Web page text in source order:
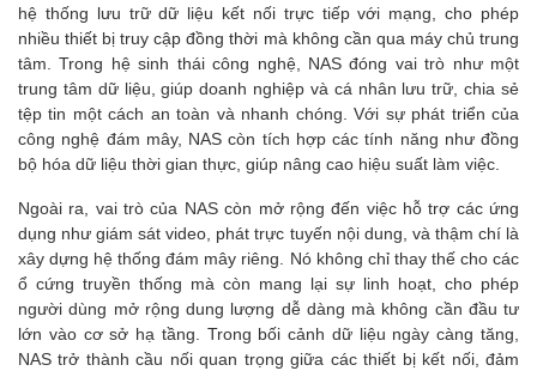
hệ thống lưu trữ dữ liệu kết nối trực tiếp với mạng, cho phép
nhiều thiết bị truy cập đồng thời mà không cần qua máy chủ trung
tâm. Trong hệ sinh thái công nghệ, NAS đóng vai trò như một
trung tâm dữ liệu, giúp doanh nghiệp và cá nhân lưu trữ, chia sẻ
tệp tin một cách an toàn và nhanh chóng. Với sự phát triển của
công nghệ đám mây, NAS còn tích hợp các tính năng như đồng
bộ hóa dữ liệu thời gian thực, giúp nâng cao hiệu suất làm việc.
Ngoài ra, vai trò của NAS còn mở rộng đến việc hỗ trợ các ứng
dụng như giám sát video, phát trực tuyến nội dung, và thậm chí là
xây dựng hệ thống đám mây riêng. Nó không chỉ thay thế cho các
ổ cứng truyền thống mà còn mang lại sự linh hoạt, cho phép
người dùng mở rộng dung lượng dễ dàng mà không cần đầu tư
lớn vào cơ sở hạ tầng. Trong bối cảnh dữ liệu ngày càng tăng,
NAS trở thành cầu nối quan trọng giữa các thiết bị kết nối, đảm